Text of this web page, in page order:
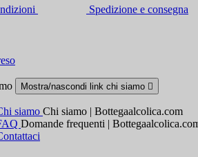
Spedizione e consegna
Mostra/nascondi link chi siamo 
siamo Chi siamo | Bottegaalcolica.com
Domande frequenti |